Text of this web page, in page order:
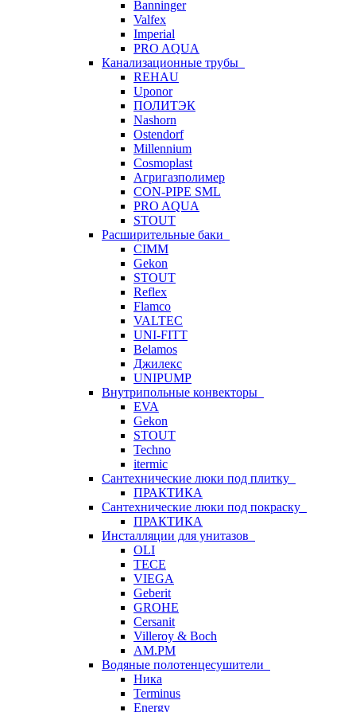
Banninger
Valfex
Imperial
PRO AQUA
Канализационные трубы
REHAU
Uponor
ПОЛИТЭК
Nashorn
Ostendorf
Millennium
Cosmoplast
Агригазполимер
CON-PIPE SML
PRO AQUA
STOUT
Расширительные баки
CIMM
Gekon
STOUT
Reflex
Flamco
VALTEC
UNI-FITT
Belamos
Джилекс
UNIPUMP
Внутрипольные конвекторы
EVA
Gekon
STOUT
Techno
itermic
Сантехнические люки под плитку
ПРАКТИКА
Сантехнические люки под покраску
ПРАКТИКА
Инсталляции для унитазов
OLI
TECE
VIEGA
Geberit
GROHE
Cersanit
Villeroy & Boch
AM.PM
Водяные полотенцесушители
Ника
Terminus
Energy